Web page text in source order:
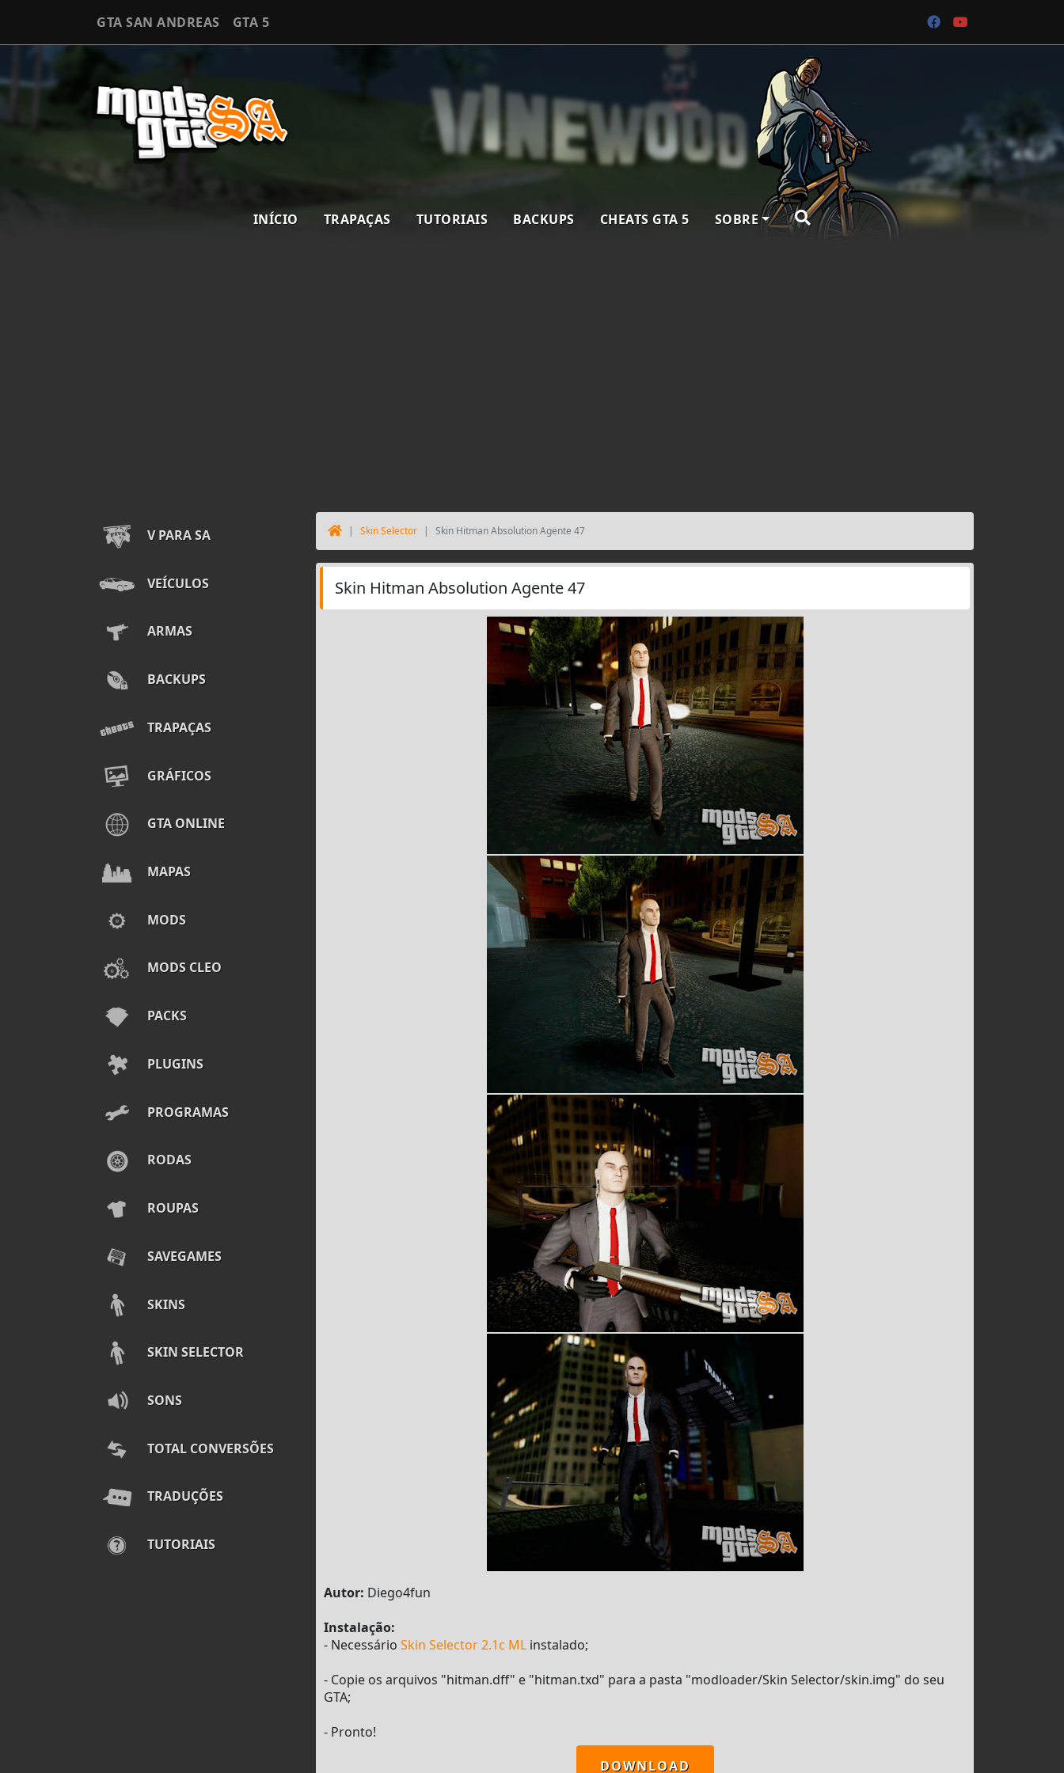
GTA SAN ANDREAS GTA 5
INÍCIO TRAPAÇAS TUTORIAIS BACKUPS CHEATS GTA 5 SOBRE
V PARA SA
VEÍCULOS
ARMAS
BACKUPS
TRAPAÇAS
GRÁFICOS
GTA ONLINE
MAPAS
MODS
MODS CLEO
PACKS
PLUGINS
PROGRAMAS
RODAS
ROUPAS
SAVEGAMES
SKINS
SKIN SELECTOR
SONS
TOTAL CONVERSÕES
TRADUÇÕES
TUTORIAIS
Skin Selector Skin Hitman Absolution Agente 47
Skin Hitman Absolution Agente 47
Autor: Diego4fun
Instalação:
- Necessário Skin Selector 2.1c ML instalado;
- Copie os arquivos "hitman.dff" e "hitman.txd" para a pasta "modloader/Skin Selector/skin.img" do seu
GTA;
- Pronto!
DOWNLOAD